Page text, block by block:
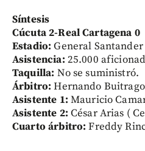
Síntesis
Cúcuta 2-Real Cartagena 0
Estadio: General Santander
Asistencia: 25.000
Taquilla: No se suministró.
Árbitro: Hernando
Asistente 1: Mauricio
Asistente 2: César Arias (
Cuarto árbitro: Freddy